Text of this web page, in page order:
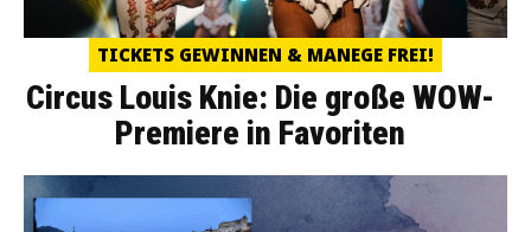
TICKETS GEWINNEN & MANEGE FREI!
Circus Louis Knie: Die große WOW-
Premiere in Favoriten